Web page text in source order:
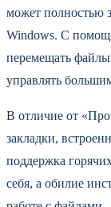
может полностью
Windows. С
перемещать
управлять
В отличие от
закладки,
поддержка
себя, а обилие